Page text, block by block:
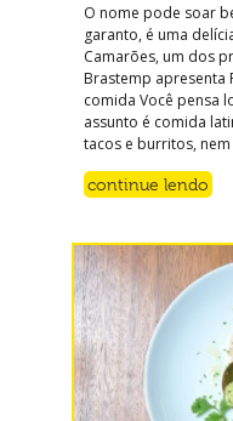
O nome pode soar
garanto, é uma
Camarões, um dos
Brastemp apresenta
comida Você pensa
assunto é comida
tacos e burritos,
continue lendo